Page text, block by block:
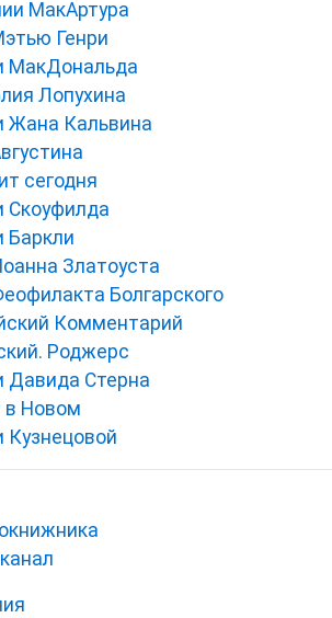
МакАртура
Генри
МакДональда
Лопухина
Жана Кальвина
сегодня
Скоуфилда
Баркли
Златоуста
Болгарского
Комментарий
Роджерс
Давида Стерна
в Новом